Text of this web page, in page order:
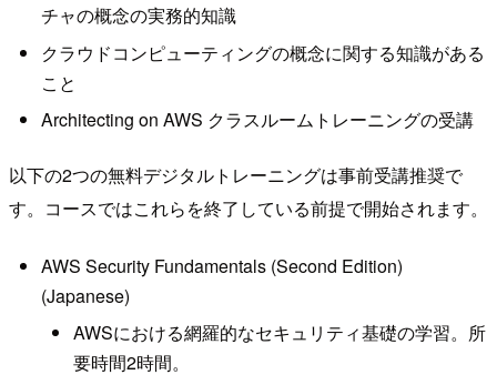
チャの概念の実務的知識
クラウドコンピューティングの概念に関する知識がある
こと
Architecting on AWS クラスルームトレーニングの受講
以下の2つの無料デジタルトレーニングは事前受講推奨で
す。コースではこれらを終了している前提で開始されます。
AWS Security Fundamentals (Second Edition)
(Japanese)
AWSにおける網羅的なセキュリティ基礎の学習。所
要時間2時間。